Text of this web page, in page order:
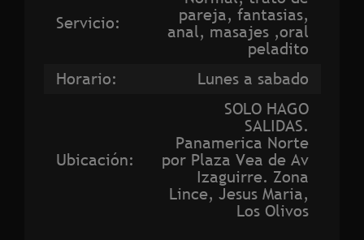
Servicio:
pareja, fantasias,
anal, masajes ,oral
peladito
Horario:
Lunes a sabado
Ubicación:
SOLO HAGO
SALIDAS.
Panamerica Norte
por Plaza Vea de Av
Izaguirre. Zona
Lince, Jesus Maria,
Los Olivos